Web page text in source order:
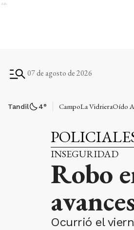
Ads
07 de agosto de 2026
Tandil 4° CampoLa VidrieraOído
INSEGURIDAD
Robo
Ocurrió el